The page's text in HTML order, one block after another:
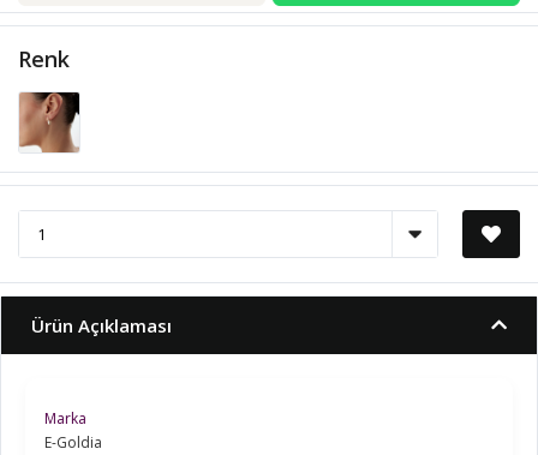
Renk
Ürün Açıklaması
Marka
E-Goldia